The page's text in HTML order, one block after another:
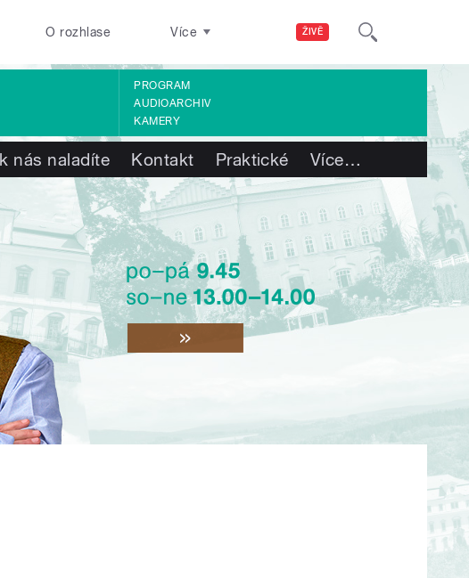
ŽIVĚ
O rozhlase Více
PROGRAM
AUDIOARCHIV
KAMERY
nás naladíte Kontakt Praktické Více…